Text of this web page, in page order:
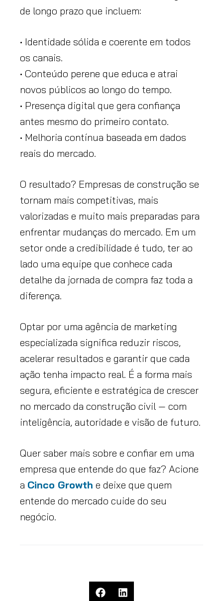
de longo prazo que incluem:
• Identidade sólida e coerente em todos
os canais.
• Conteúdo perene que educa e atrai
novos públicos ao longo do tempo.
• Presença digital que gera confiança
antes mesmo do primeiro contato.
• Melhoria contínua baseada em dados
reais do mercado.
O resultado? Empresas de construção se
tornam mais competitivas, mais
valorizadas e muito mais preparadas para
enfrentar mudanças do mercado. Em um
setor onde a credibilidade é tudo, ter ao
lado uma equipe que conhece cada
detalhe da jornada de compra faz toda a
diferença.
Optar por uma agência de marketing
especializada significa reduzir riscos,
acelerar resultados e garantir que cada
ação tenha impacto real. É a forma mais
segura, eficiente e estratégica de crescer
no mercado da construção civil — com
inteligência, autoridade e visão de futuro.
Quer saber mais sobre e confiar em uma
empresa que entende do que faz? Acione
a Cinco Growth e deixe que quem
entende do mercado cuide do seu
negócio.